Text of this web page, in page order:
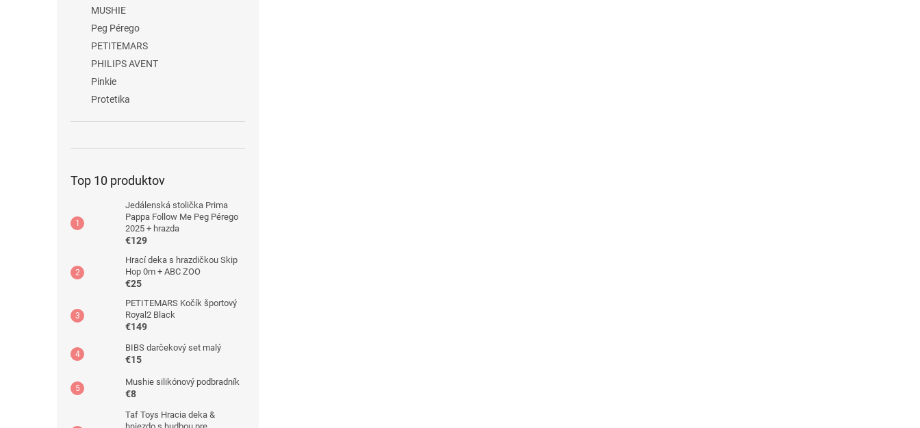
MUSHIE
Peg Pérego
PETITEMARS
PHILIPS AVENT
Pinkie
Protetika
Top 10 produktov
Jedálenská stolička Prima
Pappa Follow Me Peg Pérego
2025 + hrazda
€129
Hrací deka s hrazdičkou Skip
Hop 0m + ABC ZOO
€25
PETITEMARS Kočík športový
Royal2 Black
€149
BIBS darčekový set malý
€15
Mushie silikónový podbradník
€8
Taf Toys Hracia deka &